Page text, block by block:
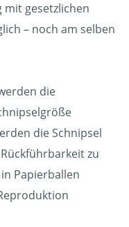
gesetzlichen
– noch am selben
die
die Schnipsel
zu
Papierballen